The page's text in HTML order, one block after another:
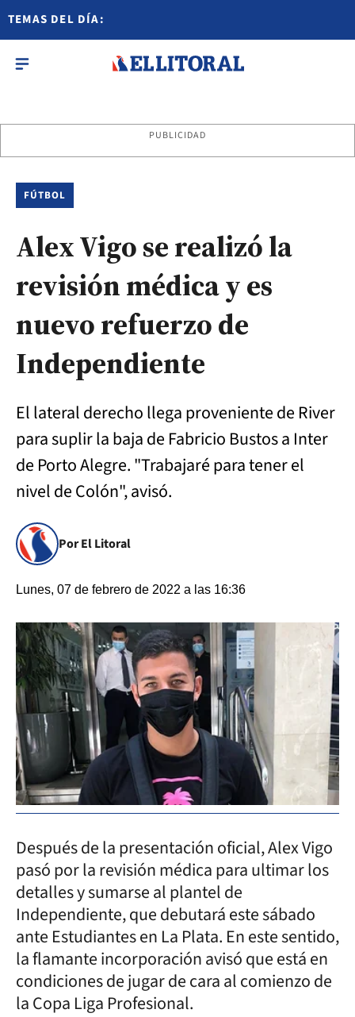
TEMAS DEL DÍA:
PUBLICIDAD
FÚTBOL
Alex Vigo se realizó la
revisión médica y es
nuevo refuerzo de
Independiente
El lateral derecho llega proveniente de River
para suplir la baja de Fabricio Bustos a Inter
de Porto Alegre. "Trabajaré para tener el
nivel de Colón", avisó.
Por El Litoral
Lunes, 07 de febrero de 2022 a las 16:36
Después de la presentación oficial, Alex Vigo
pasó por la revisión médica para ultimar los
detalles y sumarse al plantel de
Independiente, que debutará este sábado
ante Estudiantes en La Plata. En este sentido,
la flamante incorporación avisó que está en
condiciones de jugar de cara al comienzo de
la Copa Liga Profesional.